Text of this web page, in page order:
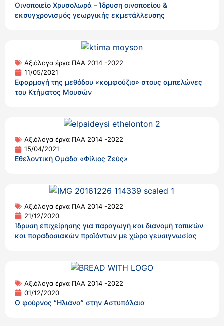
Οινοποιείο Χρυσολωρά – Ίδρυση οινοποείου &
εκσυγχρονισμός γεωργικής εκμετάλλευσης
Αξιόλογα έργα ΠΑΑ 2014 -2022
11/05/2021
Εφαρμογή της μεθόδου «κομφούζιο» στους αμπελώνες
του Κτήματος Μουσών
Αξιόλογα έργα ΠΑΑ 2014 -2022
15/04/2021
Eθελοντική Ομάδα «Φίλιος Ζεύς»
Αξιόλογα έργα ΠΑΑ 2014 -2022
21/12/2020
Ίδρυση επιχείρησης για παραγωγή και διανομή τοπικών
και παραδοσιακών προϊόντων με χώρο γευσιγνωσίας
Αξιόλογα έργα ΠΑΑ 2014 -2022
01/12/2020
Ο φούρνος “Ηλιάνα” στην Αστυπάλαια